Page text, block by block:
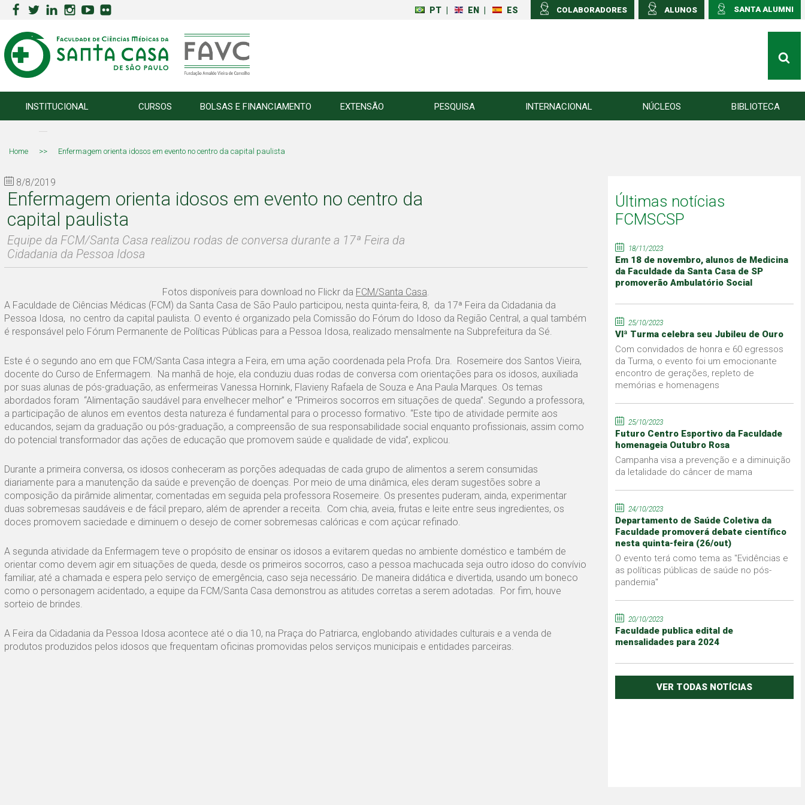
SANTA ALUMNI
ALUNOS
COLABORADORES
PT EN ES
INSTITUCIONAL CURSOS BOLSAS E FINANCIAMENTO EXTENSÃO PESQUISA INTERNACIONAL NÚCLEOS BIBLIOTECA
Home >> Enfermagem orienta idosos em evento no centro da capital paulista
8/8/2019
Enfermagem orienta idosos em evento no centro da
capital paulista
Equipe da FCM/Santa Casa realizou rodas de conversa durante a 17ª Feira da
Cidadania da Pessoa Idosa
Fotos disponíveis para download no Flickr da FCM/Santa Casa.
A Faculdade de Ciências Médicas (FCM) da Santa Casa de São Paulo participou, nesta quinta-feira, 8, da 17ª Feira da Cidadania da
Pessoa Idosa, no centro da capital paulista. O evento é organizado pela Comissão do Fórum do Idoso da Região Central, a qual também
é responsável pelo Fórum Permanente de Políticas Públicas para a Pessoa Idosa, realizado mensalmente na Subprefeitura da Sé.
Este é o segundo ano em que FCM/Santa Casa integra a Feira, em uma ação coordenada pela Profa. Dra. Rosemeire dos Santos Vieira,
docente do Curso de Enfermagem. Na manhã de hoje, ela conduziu duas rodas de conversa com orientações para os idosos, auxiliada
por suas alunas de pós-graduação, as enfermeiras Vanessa Hornink, Flavieny Rafaela de Souza e Ana Paula Marques. Os temas
abordados foram “Alimentação saudável para envelhecer melhor” e “Primeiros socorros em situações de queda”. Segundo a professora,
a participação de alunos em eventos desta natureza é fundamental para o processo formativo. “Este tipo de atividade permite aos
educandos, sejam da graduação ou pós-graduação, a compreensão de sua responsabilidade social enquanto profissionais, assim como
do potencial transformador das ações de educação que promovem saúde e qualidade de vida”, explicou.
Durante a primeira conversa, os idosos conheceram as porções adequadas de cada grupo de alimentos a serem consumidas
diariamente para a manutenção da saúde e prevenção de doenças. Por meio de uma dinâmica, eles deram sugestões sobre a
composição da pirâmide alimentar, comentadas em seguida pela professora Rosemeire. Os presentes puderam, ainda, experimentar
duas sobremesas saudáveis e de fácil preparo, além de aprender a receita. Com chia, aveia, frutas e leite entre seus ingredientes, os
doces promovem saciedade e diminuem o desejo de comer sobremesas calóricas e com açúcar refinado.
A segunda atividade da Enfermagem teve o propósito de ensinar os idosos a evitarem quedas no ambiente doméstico e também de
orientar como devem agir em situações de queda, desde os primeiros socorros, caso a pessoa machucada seja outro idoso do convívio
familiar, até a chamada e espera pelo serviço de emergência, caso seja necessário. De maneira didática e divertida, usando um boneco
como o personagem acidentado, a equipe da FCM/Santa Casa demonstrou as atitudes corretas a serem adotadas. Por fim, houve
sorteio de brindes.
A Feira da Cidadania da Pessoa Idosa acontece até o dia 10, na Praça do Patriarca, englobando atividades culturais e a venda de
produtos produzidos pelos idosos que frequentam oficinas promovidas pelos serviços municipais e entidades parceiras.
Últimas notícias
FCMSCSP
18/11/2023
Em 18 de novembro, alunos de Medicina
da Faculdade da Santa Casa de SP
promoverão Ambulatório Social
25/10/2023
VIª Turma celebra seu Jubileu de Ouro
Com convidados de honra e 60 egressos
da Turma, o evento foi um emocionante
encontro de gerações, repleto de
memórias e homenagens
25/10/2023
Futuro Centro Esportivo da Faculdade
homenageia Outubro Rosa
Campanha visa a prevenção e a diminuição
da letalidade do câncer de mama
24/10/2023
Departamento de Saúde Coletiva da
Faculdade promoverá debate científico
nesta quinta-feira (26/out)
O evento terá como tema as "Evidências e
as políticas públicas de saúde no pós-
pandemia"
20/10/2023
Faculdade publica edital de
mensalidades para 2024
VER TODAS NOTÍCIAS